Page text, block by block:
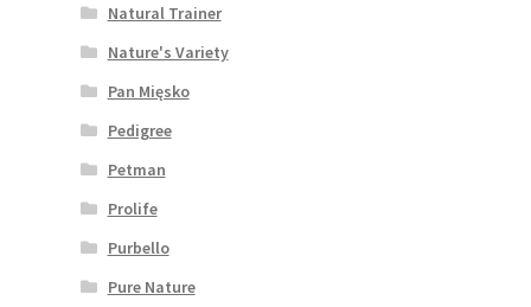
Natural Trainer
Nature's Variety
Pan Mięsko
Pedigree
Petman
Prolife
Purbello
Pure Nature